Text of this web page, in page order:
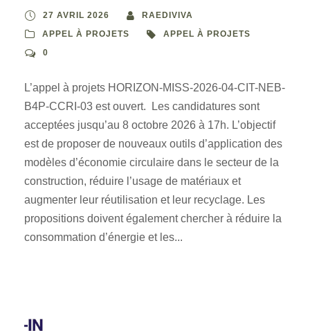
27 AVRIL 2026
RAEDIVIVA
APPEL À PROJETS
APPEL À PROJETS
0
L’appel à projets HORIZON-MISS-2026-04-CIT-NEB-
B4P-CCRI-03 est ouvert. Les candidatures sont
acceptées jusqu’au 8 octobre 2026 à 17h. L’objectif
est de proposer de nouveaux outils d’application des
modèles d’économie circulaire dans le secteur de la
construction, réduire l’usage de matériaux et
augmenter leur réutilisation et leur recyclage. Les
propositions doivent également chercher à réduire la
consommation d’énergie et les...